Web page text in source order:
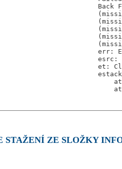
STAŽENÍ ZE SLOŽKY